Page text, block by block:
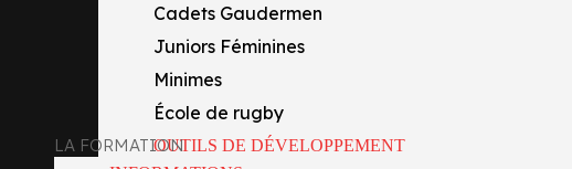
Cadets Gaudermen
Juniors Féminines
Minimes
École de rugby
OUTILS DE DÉVELOPPEMENT
LA FORMATION